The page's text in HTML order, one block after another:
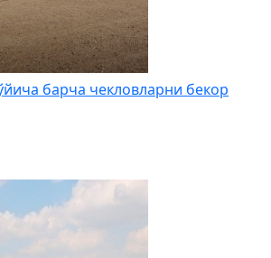
барча чекловларни бекор